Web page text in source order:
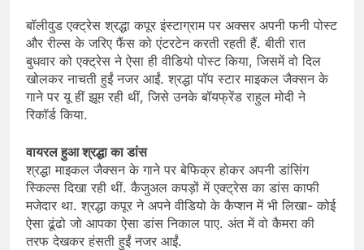
बॉलीवुड एक्ट्रेस श्रद्धा कपूर इंस्टाग्राम पर अक्सर अपनी फनी पोस्ट
और रील्स के जरिए फैंस को एंटरटेन करती रहती हैं. बीती रात
बुधवार को एक्ट्रेस ने ऐसा ही वीडियो पोस्ट किया, जिसमें वो दिल
खोलकर नाचती हुईं नजर आईं. श्रद्धा पॉप स्टार माइकल जैक्सन के
गाने पर यू हीं झूम रही थीं, जिसे उनके बॉयफ्रेंड राहुल मोदी ने
रिकॉर्ड किया.
वायरल हुआ श्रद्धा का डांस
श्रद्धा माइकल जैक्सन के गाने पर बेफिक्र होकर अपनी डांसिंग
स्किल्स दिखा रही थीं. कैजुअल कपड़ों में एक्ट्रेस का डांस काफी
मजेदार था. श्रद्धा कपूर ने अपने वीडियो के कैप्शन में भी लिखा- कोई
ऐसा ढूंढो जो आपका ऐसा डांस निकाल पाए. अंत में वो कैमरा की
तरफ देखकर हंसती हुईं नजर आईं.